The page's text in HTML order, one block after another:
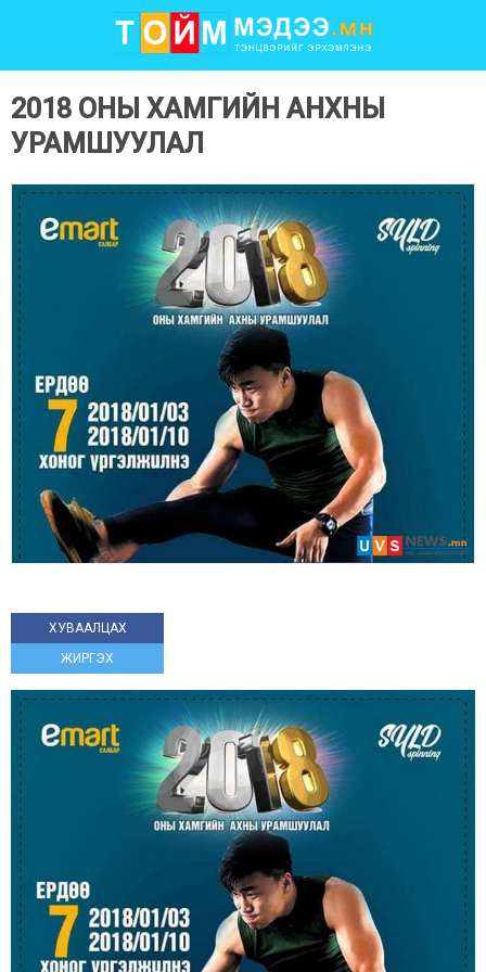
2018 ОНЫ ХАМГИЙН АНХНЫ
УРАМШУУЛАЛ
ХУВААЛЦАХ
ЖИРГЭХ